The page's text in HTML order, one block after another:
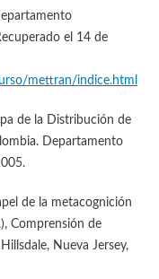
el 14 de
mettran/indice.html
de la Distribución de
Departamento
de la metacognición
Comprensión de
Nueva Jersey,